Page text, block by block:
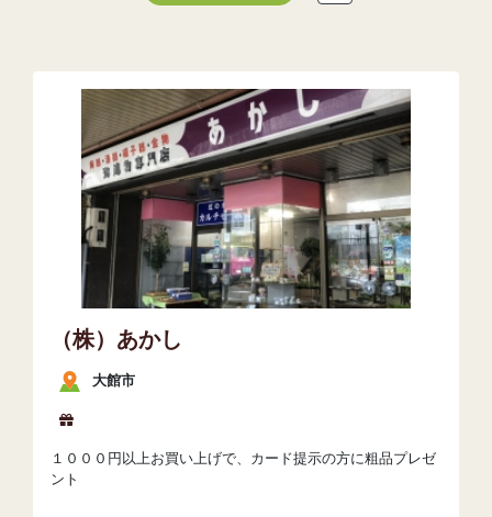
（株）あかし
大館市
１０００円以上お買い上げで、カード提示の方に粗品プレゼ
ント